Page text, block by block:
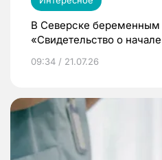
В Северске беременным
«Свидетельство о
09:34 / 21.07.26